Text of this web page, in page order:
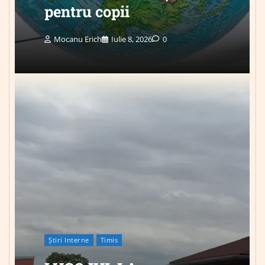
pentru copii
Mocanu Erich Iulie 8, 2026 0
Știri Interne Timis